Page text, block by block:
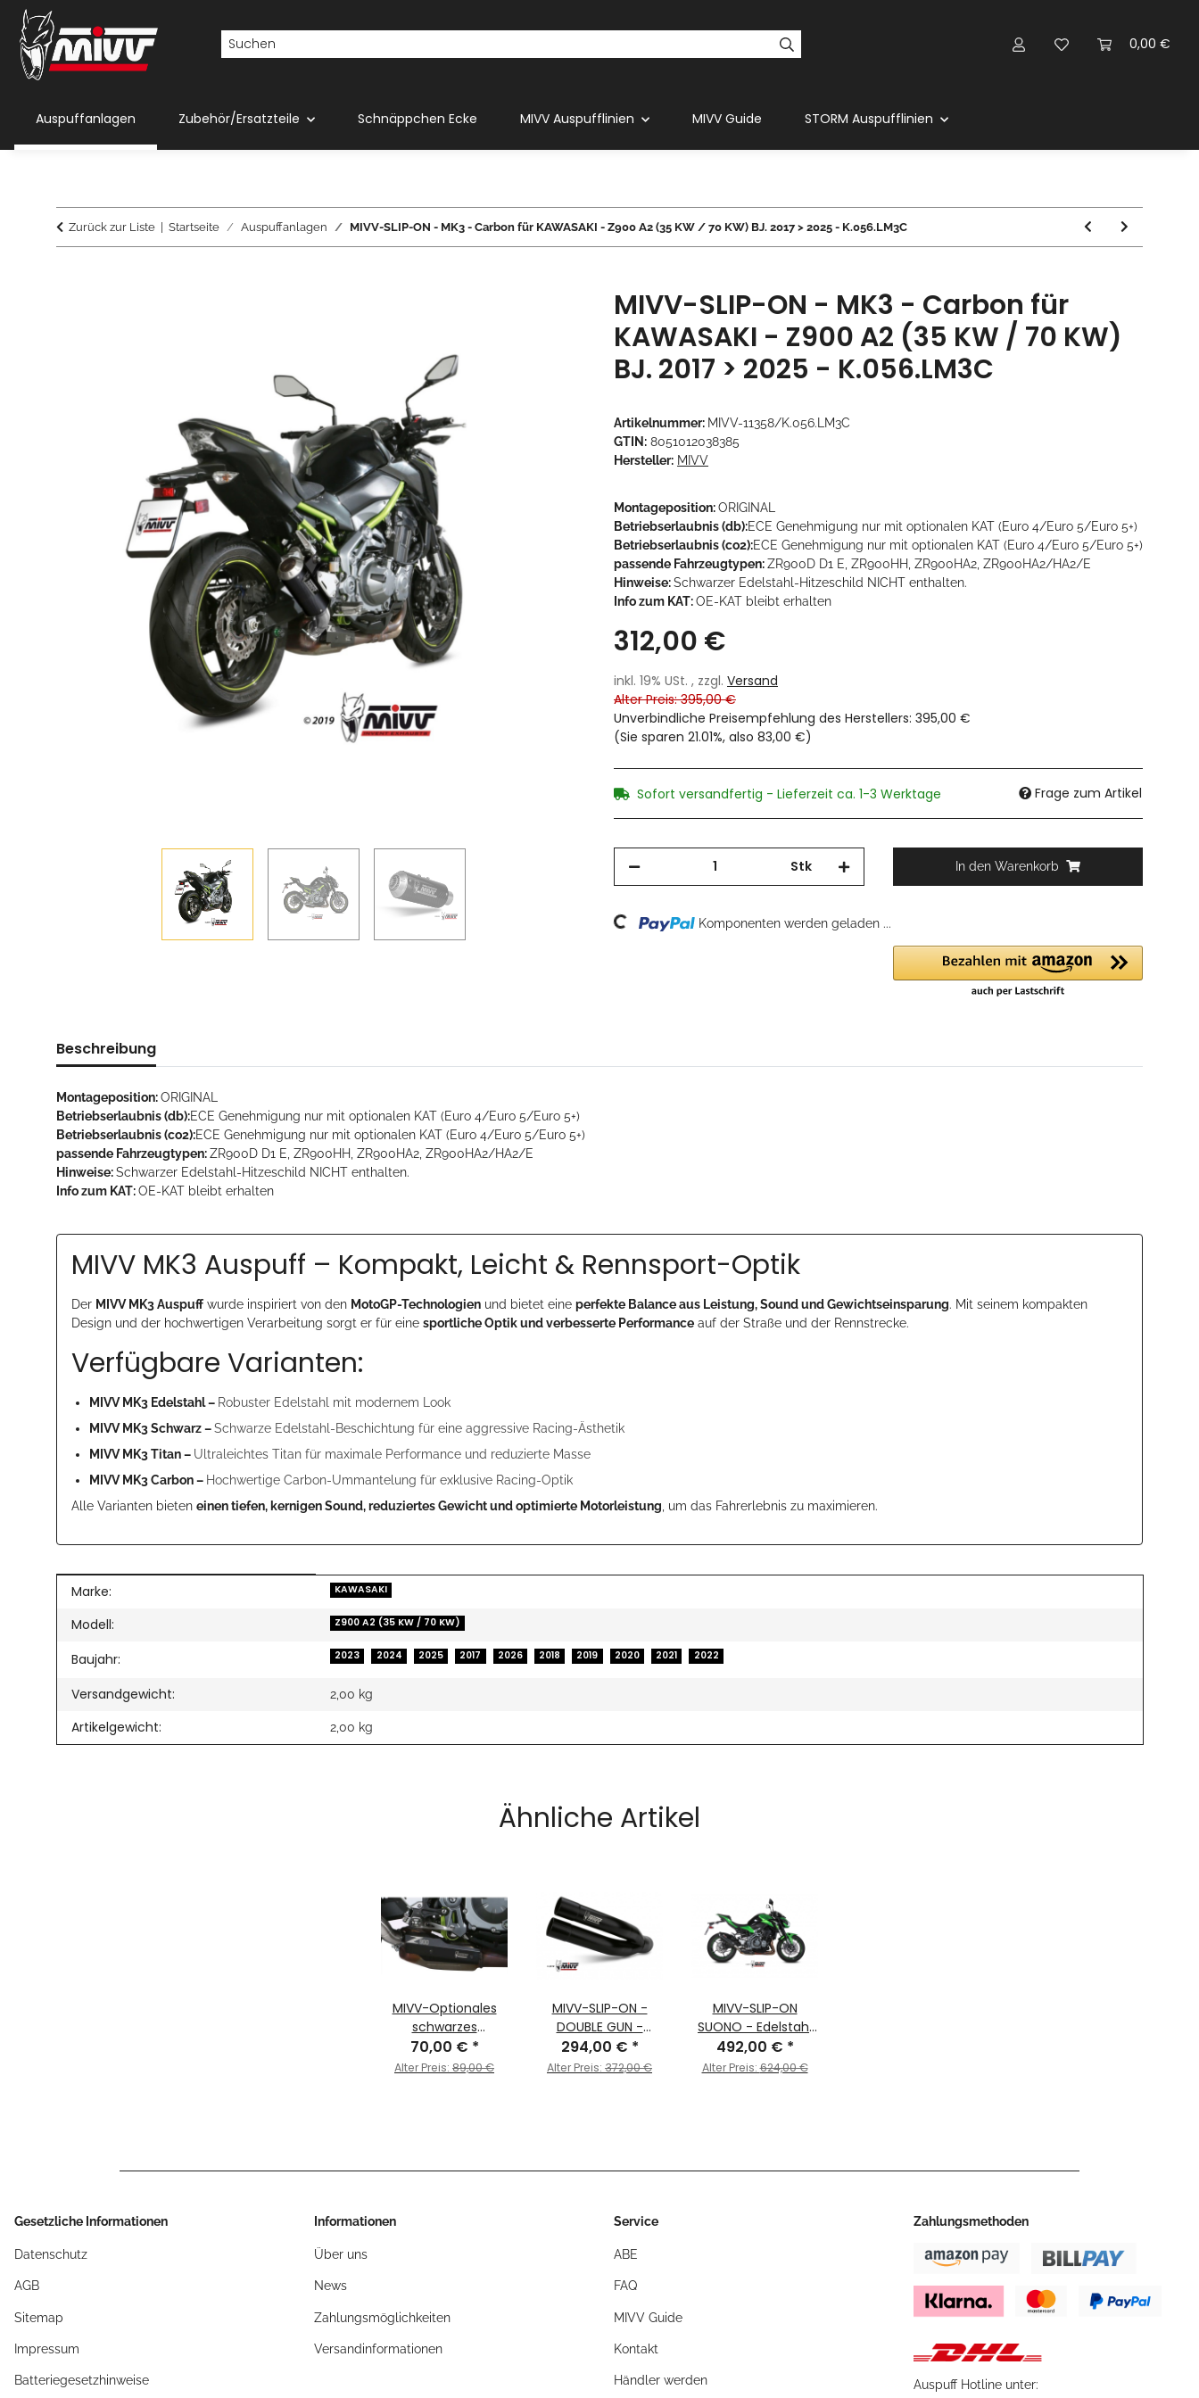
0,00 €
Auspuffanlagen Zubehör/Ersatzteile Schnäppchen Ecke MIVV Auspufflinien MIVV Guide STORM Auspufflinien
Zurück zur Liste Startseite Auspuffanlagen MIVV-SLIP-ON - MK3 - Carbon für KAWASAKI - Z900 A2 (35 KW / 70 KW) BJ. 2017 > 2025 - K.056.LM3C
MIVV-SLIP-ON - MK3 - Carbon für
KAWASAKI - Z900 A2 (35 KW / 70 KW)
BJ. 2017 > 2025 - K.056.LM3C
Artikelnummer: MIVV-11358/K.056.LM3C
GTIN: 8051012038385
Hersteller: MIVV
Montageposition:ORIGINAL
Betriebserlaubnis (db):ECE Genehmigung nur mit optionalen KAT (Euro 4/Euro 5/Euro 5+)
Betriebserlaubnis (co2):ECE Genehmigung nur mit optionalen KAT (Euro 4/Euro 5/Euro 5+)
passende Fahrzeugtypen:ZR900D D1 E, ZR900HH, ZR900HA2, ZR900HA2/HA2/E
Hinweise:Schwarzer Edelstahl-Hitzeschild NICHT enthalten.
Info zum KAT:OE-KAT bleibt erhalten
312,00 €
inkl. 19% USt. , zzgl. Versand
Alter Preis: 395,00 €
Unverbindliche Preisempfehlung des Herstellers: 395,00 €
(Sie sparen 21.01%, also 83,00 €)
Sofort versandfertig - Lieferzeit ca. 1-3 Werktage Frage zum Artikel
Stk In den Warenkorb
Loading... Komponenten werden geladen ...
Beschreibung
Montageposition:ORIGINAL
Betriebserlaubnis (db):ECE Genehmigung nur mit optionalen KAT (Euro 4/Euro 5/Euro 5+)
Betriebserlaubnis (co2):ECE Genehmigung nur mit optionalen KAT (Euro 4/Euro 5/Euro 5+)
passende Fahrzeugtypen:ZR900D D1 E, ZR900HH, ZR900HA2, ZR900HA2/HA2/E
Hinweise:Schwarzer Edelstahl-Hitzeschild NICHT enthalten.
Info zum KAT:OE-KAT bleibt erhalten
MIVV MK3 Auspuff – Kompakt, Leicht & Rennsport-Optik
Der MIVV MK3 Auspuff wurde inspiriert von den MotoGP-Technologien und bietet eine perfekte Balance aus Leistung, Sound und Gewichtseinsparung. Mit seinem kompakten
Design und der hochwertigen Verarbeitung sorgt er für eine sportliche Optik und verbesserte Performance auf der Straße und der Rennstrecke.
Verfügbare Varianten:
MIVV MK3 Edelstahl – Robuster Edelstahl mit modernem Look
MIVV MK3 Schwarz –Schwarze Edelstahl-Beschichtung für eine aggressive Racing-Ästhetik
MIVV MK3 Titan – Ultraleichtes Titan für maximale Performance und reduzierte Masse
MIVV MK3 Carbon – Hochwertige Carbon-Ummantelung für exklusive Racing-Optik
Alle Varianten bieten einen tiefen, kernigen Sound, reduziertes Gewicht und optimierte Motorleistung , um das Fahrerlebnis zu maximieren.
Produkteigenschaft
Wert
Marke: KAWASAKI
Modell: Z900 A2 (35 KW / 70 KW)
Baujahr: 2023 2024 2025 2017 2026 2018 2019 2020 2021 2022
Versandgewicht: 2,00 kg
Artikelgewicht: 2,00 kg
Ähnliche Artikel
MIVV-Optionales
schwarzes
Edelstahl-
Hitzeschutzschild -
70,00 € *
Alter Preis: 89,00 €
MIVV-SLIP-ON -
DOUBLE GUN -
Edelstahl Schwarz
für KAWASAKI -
294,00 € *
Alter Preis: 372,00 €
MIVV-SLIP-ON
SUONO - Edelstahl
Schwarz für
KAWASAKI - Z900 A2
492,00 € *
Alter Preis:624,00 €
Gesetzliche Informationen
Datenschutz
AGB
Sitemap
Impressum
Batteriegesetzhinweise
Informationen
Über uns
News
Zahlungsmöglichkeiten
Versandinformationen
Service
ABE
FAQ
MIVV Guide
Kontakt
Händler werden
Zahlungsmethoden
Auspuff Hotline unter: